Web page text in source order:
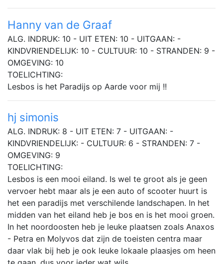
Hanny van de Graaf
ALG. INDRUK: 10 - UIT ETEN: 10 - UITGAAN: -
KINDVRIENDELIJK: 10 - CULTUUR: 10 - STRANDEN: 9 -
OMGEVING: 10
TOELICHTING:
Lesbos is het Paradijs op Aarde voor mij !!
hj simonis
ALG. INDRUK: 8 - UIT ETEN: 7 - UITGAAN: -
KINDVRIENDELIJK: - CULTUUR: 6 - STRANDEN: 7 -
OMGEVING: 9
TOELICHTING:
Lesbos is een mooi eiland. Is wel te groot als je geen
vervoer hebt maar als je een auto of scooter huurt is
het een paradijs met verschilende landschapen. In het
midden van het eiland heb je bos en is het mooi groen.
In het noordoosten heb je leuke plaatsen zoals Anaxos
- Petra en Molyvos dat zijn de toeisten centra maar
daar vlak bij heb je ook leuke lokaale plaasjes om heen